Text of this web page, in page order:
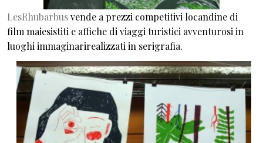
LesRhubarbusvende a prezzi competitivi locandine di
film maiesistiti e affiche di viaggi turistici avventurosi in
luoghi immaginarirealizzati in serigrafia.